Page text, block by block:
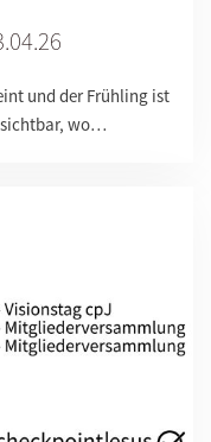
und der Frühling ist
wo…